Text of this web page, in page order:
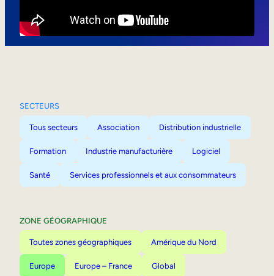
SECTEURS
Tous secteurs Association Distribution industrielle
Formation Industrie manufacturière Logiciel
Santé Services professionnels et aux consommateurs
ZONE GÉOGRAPHIQUE
Toutes zones géographiques Amérique du Nord
Europe Europe – France Global